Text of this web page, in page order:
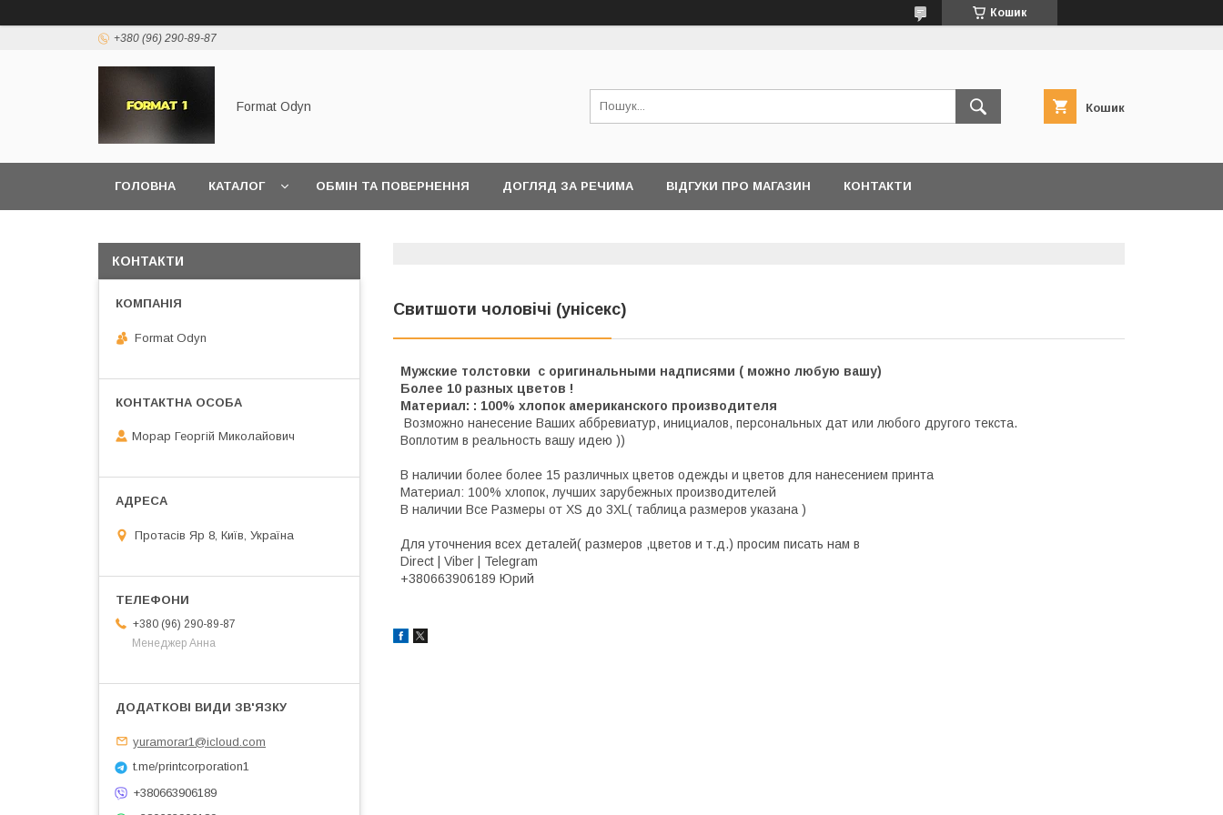
Кошик
+380 (96) 290-89-87
Format Odyn Кошик
ГОЛОВНА КАТАЛОГ ОБМІН ТА ПОВЕРНЕННЯ ДОГЛЯД ЗА РЕЧИМА ВІДГУКИ ПРО МАГАЗИН КОНТАКТИ
Свитшоти чоловічі (унісекс)
Мужские толстовки с оригинальными надписями ( можно любую вашу)
Более 10 разных цветов !
Материал: : 100% хлопок американского производителя
Возможно нанесение Ваших аббревиатур, инициалов, персональных дат или любого другого текста.
Воплотим в реальность вашу идею ))
В наличии более более 15 различных цветов одежды и цветов для нанесением принта
Материал: 100% хлопок, лучших зарубежных производителей
В наличии Все Размеры от XS до 3XL( таблица размеров указана )
Для уточнения всех деталей( размеров ,цветов и т.д.) просим писать нам в
Direct | Viber | Telegram
+380663906189 Юрий
КОНТАКТИ
Format Odyn
Морар Георгій Миколайович
Протасів Яр 8, Київ, Україна
+380 (96) 290-89-87
Менеджер Анна
yuramorar1@icloud.com
t.me/printcorporation1
+380663906189